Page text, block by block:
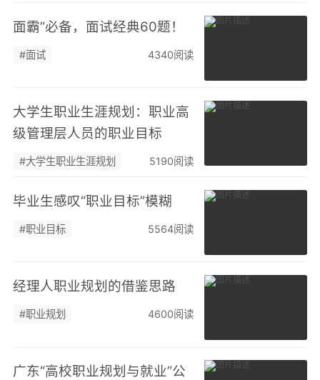
面霸”必备，面试经典60题！
#面试 4340阅读
大学生职业生涯规划：职业高
级管理层人员的职业目标
#大学生职业生涯规划 5190阅读
毕业生感叹“职业目标”模糊
#职业目标 5564阅读
经理人职业规划的借鉴思路
#职业规划 4600阅读
广东“高校职业规划与就业”公